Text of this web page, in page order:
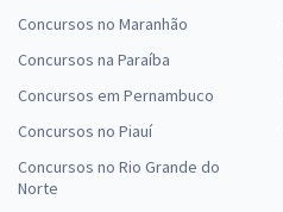
Concursos no Maranhão
Concursos na Paraíba
Concursos em Pernambuco
Concursos no Piauí
Concursos no Rio Grande do
Norte